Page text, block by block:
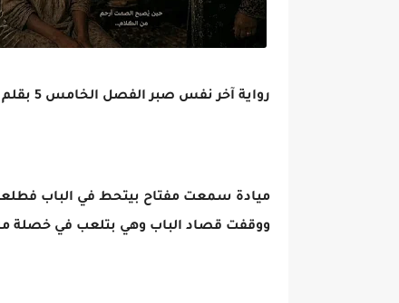
رواية آخر نفس صبر الفصل الخامس 5 بقلم حنين عادل
ميادة سمعت مفتاح بيتحط في الباب
ووقفت قصاد الباب وهي بتلعب في خصلة